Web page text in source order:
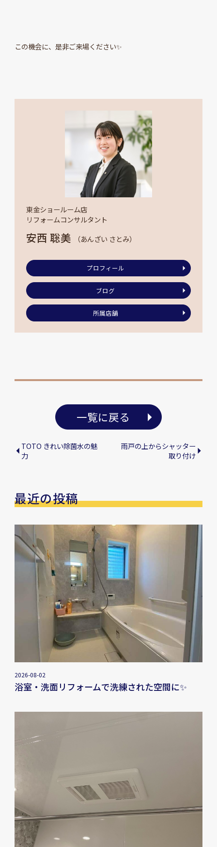
この機会に、是非ご来場ください✨
東金ショールーム店
リフォームコンサルタント
安西 聡美 （あんざい さとみ）
プロフィール
ブログ
所属店舗
一覧に戻る
TOTO きれい除菌水の魅
力
雨戸の上からシャッター
取り付け
最近の投稿
2026-08-02
浴室・洗面リフォームで洗練された空間に✨